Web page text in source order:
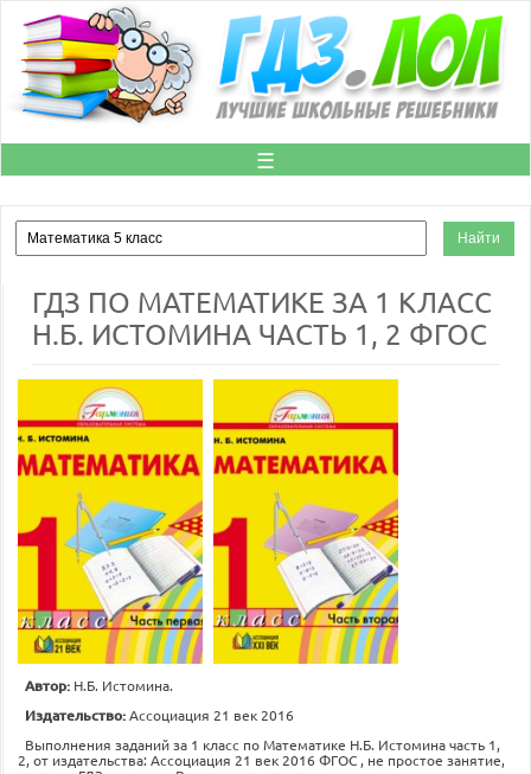
☰
ГДЗ ПО МАТЕМАТИКЕ ЗА 1 КЛАСС
Н.Б. ИСТОМИНА ЧАСТЬ 1, 2 ФГОС
Автор: Н.Б. Истомина.
Издательство:Ассоциация 21 век 2016
Выполнения заданий за 1 класс по Математике Н.Б. Истомина часть 1,
2, от издательства: Ассоциация 21 век 2016 ФГОС , не простое занятие,